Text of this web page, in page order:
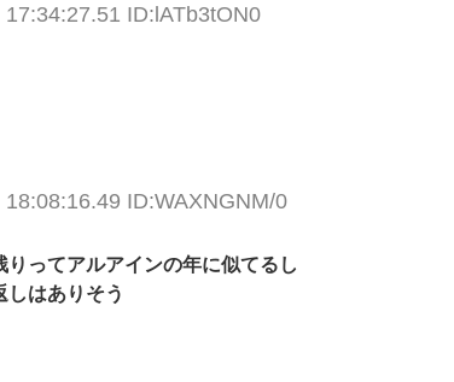
ID:lATb3tON0
ID:WAXNGNM/0
ってアルアインの年に似てるし
しはありそう